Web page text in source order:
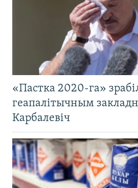
«Пастка 2020-га»
геапалітычным
Карбалевіч